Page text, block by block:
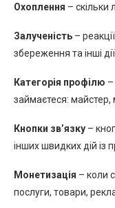
Охоплення – скільки
Залученість –
збереження та інші дії.
Категорія профілю –
займаєтеся:
Кнопки зв’язку –
інших швидких дій із
Монетизація – коли
послуги, товари,